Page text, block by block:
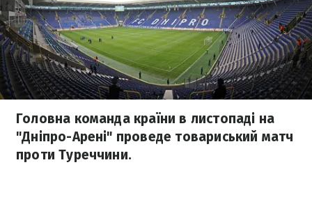
Головна команда країни в листопаді на
"Дніпро-Арені" проведе товариський матч
проти Туреччини.